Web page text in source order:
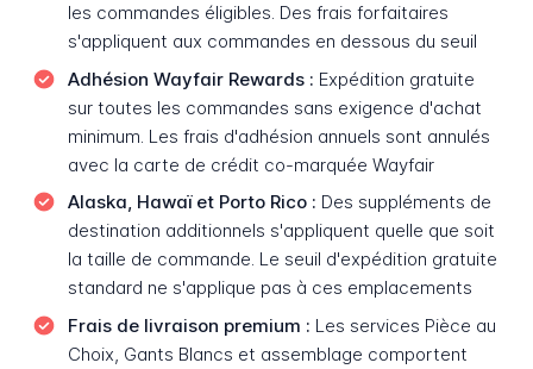
les commandes éligibles. Des frais forfaitaires
s'appliquent aux commandes en dessous du seuil
Adhésion Wayfair Rewards : Expédition gratuite
sur toutes les commandes sans exigence d'achat
minimum. Les frais d'adhésion annuels sont annulés
avec la carte de crédit co-marquée Wayfair
Alaska, Hawaï et Porto Rico : Des suppléments de
destination additionnels s'appliquent quelle que soit
la taille de commande. Le seuil d'expédition gratuite
standard ne s'applique pas à ces emplacements
Frais de livraison premium : Les services Pièce au
Choix, Gants Blancs et assemblage comportent